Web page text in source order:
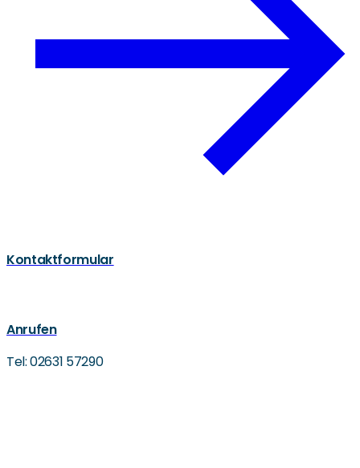
Kontaktformular
Anrufen
Tel: 02631 57290